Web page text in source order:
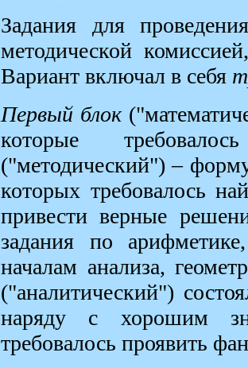
Задания для
методической
Вариант включал в себя
Первый блок
которые
("методический") –
которых требовалось
привести верные
задания по
началам анализа,
("аналитический")
наряду с хорошим
требовалось проявить